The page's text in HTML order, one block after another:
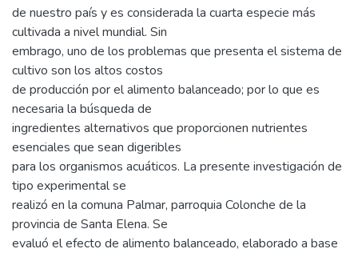
de nuestro país y es considerada la cuarta especie más
cultivada a nivel mundial. Sin
embrago, uno de los problemas que presenta el sistema de
cultivo son los altos costos
de producción por el alimento balanceado; por lo que es
necesaria la búsqueda de
ingredientes alternativos que proporcionen nutrientes
esenciales que sean digeribles
para los organismos acuáticos. La presente investigación de
tipo experimental se
realizó en la comuna Palmar, parroquia Colonche de la
provincia de Santa Elena. Se
evaluó el efecto de alimento balanceado, elaborado a base